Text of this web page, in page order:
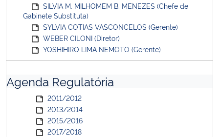
SILVIA M. MILHOMEM B. MENEZES (Chefe de
Gabinete Substituta)
SYLVIA COTIAS VASCONCELOS (Gerente)
WEBER CILONI (Diretor)
YOSHIHIRO LIMA NEMOTO (Gerente)
Agenda Regulatória
2011/2012
2013/2014
2015/2016
2017/2018